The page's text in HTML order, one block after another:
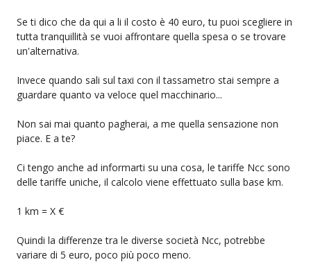
Se ti dico che da qui a li il costo è 40 euro, tu puoi scegliere in
tutta tranquillità se vuoi affrontare quella spesa o se trovare
un'alternativa.
Invece quando sali sul taxi con il tassametro stai sempre a
guardare quanto va veloce quel macchinario...
Non sai mai quanto pagherai, a me quella sensazione non
piace. E a te?
Ci tengo anche ad informarti su una cosa, le tariffe Ncc sono
delle tariffe uniche, il calcolo viene effettuato sulla base km.
1 km = X €
Quindi la differenze tra le diverse società Ncc, potrebbe
variare di 5 euro, poco più poco meno.